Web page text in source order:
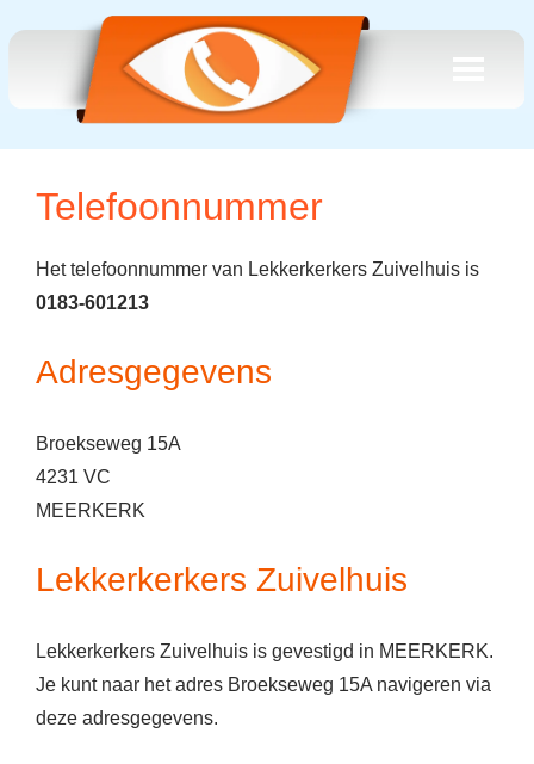
Telefoonnummer
Het telefoonnummer van Lekkerkerkers Zuivelhuis is
0183-601213
Adresgegevens
Broekseweg 15A
4231 VC
MEERKERK
Lekkerkerkers Zuivelhuis
Lekkerkerkers Zuivelhuis is gevestigd in MEERKERK.
Je kunt naar het adres Broekseweg 15A navigeren via
deze adresgegevens.